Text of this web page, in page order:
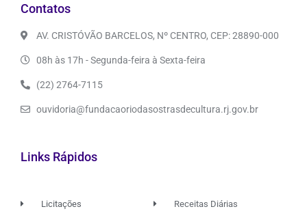
Contatos
AV. CRISTÓVÃO BARCELOS, Nº CENTRO, CEP: 28890-000
08h às 17h - Segunda-feira à Sexta-feira
(22) 2764-7115
ouvidoria@fundacaoriodasostrasdecultura.rj.gov.br
Links Rápidos
Licitações Receitas Diárias